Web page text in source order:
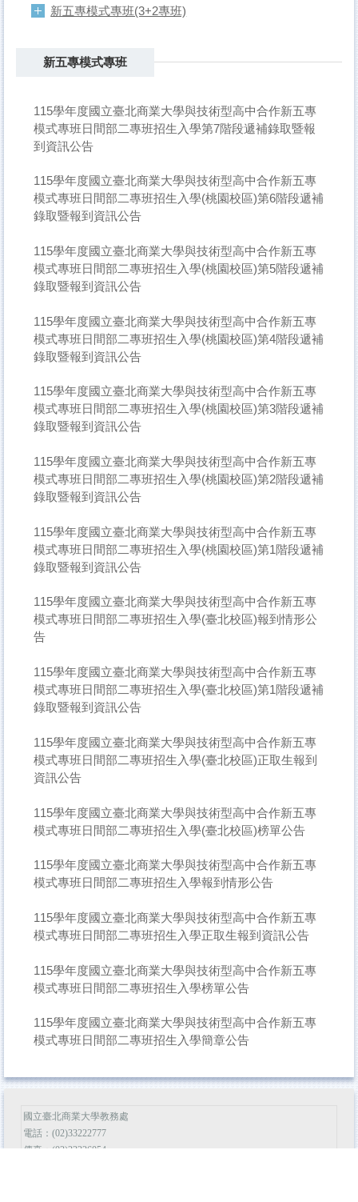
新五專模式專班(3+2專班)
新五專模式專班
115學年度國立臺北商業大學與技術型高中合作新五專
模式專班日間部二專班招生入學第7階段遞補錄取暨報
到資訊公告
115學年度國立臺北商業大學與技術型高中合作新五專
模式專班日間部二專班招生入學(桃園校區)第6階段遞補
錄取暨報到資訊公告
115學年度國立臺北商業大學與技術型高中合作新五專
模式專班日間部二專班招生入學(桃園校區)第5階段遞補
錄取暨報到資訊公告
115學年度國立臺北商業大學與技術型高中合作新五專
模式專班日間部二專班招生入學(桃園校區)第4階段遞補
錄取暨報到資訊公告
115學年度國立臺北商業大學與技術型高中合作新五專
模式專班日間部二專班招生入學(桃園校區)第3階段遞補
錄取暨報到資訊公告
115學年度國立臺北商業大學與技術型高中合作新五專
模式專班日間部二專班招生入學(桃園校區)第2階段遞補
錄取暨報到資訊公告
115學年度國立臺北商業大學與技術型高中合作新五專
模式專班日間部二專班招生入學(桃園校區)第1階段遞補
錄取暨報到資訊公告
115學年度國立臺北商業大學與技術型高中合作新五專
模式專班日間部二專班招生入學(臺北校區)報到情形公
告
115學年度國立臺北商業大學與技術型高中合作新五專
模式專班日間部二專班招生入學(臺北校區)第1階段遞補
錄取暨報到資訊公告
115學年度國立臺北商業大學與技術型高中合作新五專
模式專班日間部二專班招生入學(臺北校區)正取生報到
資訊公告
115學年度國立臺北商業大學與技術型高中合作新五專
模式專班日間部二專班招生入學(臺北校區)榜單公告
115學年度國立臺北商業大學與技術型高中合作新五專
模式專班日間部二專班招生入學報到情形公告
115學年度國立臺北商業大學與技術型高中合作新五專
模式專班日間部二專班招生入學正取生報到資訊公告
115學年度國立臺北商業大學與技術型高中合作新五專
模式專班日間部二專班招生入學榜單公告
115學年度國立臺北商業大學與技術型高中合作新五專
模式專班日間部二專班招生入學簡章公告
國立臺北商業大學教務處
電話：(02)33222777
傳真：(02)23226054